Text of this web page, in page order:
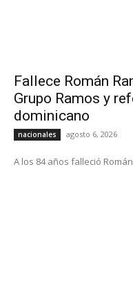
Fallece Román
Grupo Ramos y
dominicano
nacionales agosto 6, 2026
A los 84 años falleció